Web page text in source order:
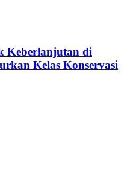
Keberlanjutan di
Kelas Konservasi